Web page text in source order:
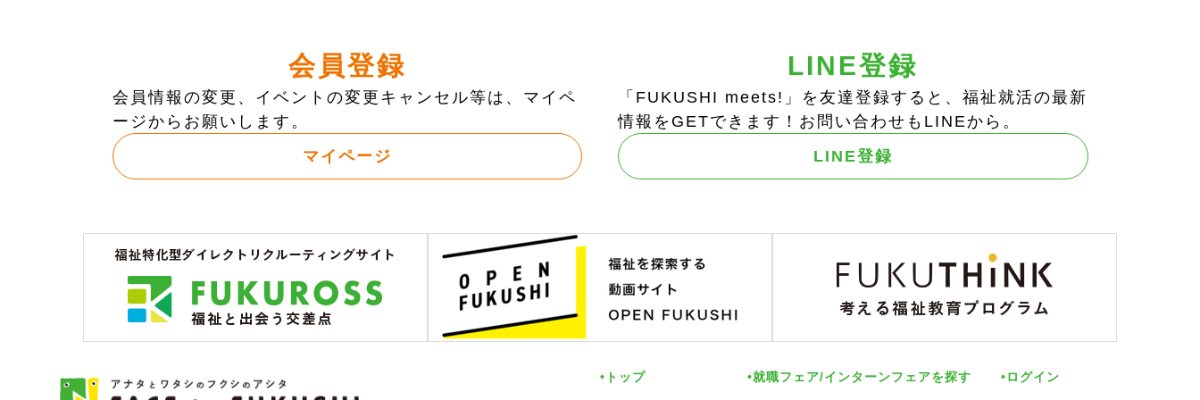
会員登録
会員情報の変更、イベントの変更キャンセル等は、マイペ
ージからお願いします。
マイページ
LINE登録
「FUKUSHI meets!」を友達登録すると、福祉就活の最新
情報をGETできます！お問い合わせもLINEから。
LINE登録
トップ 就職フェア/インターンフェアを探す ログイン